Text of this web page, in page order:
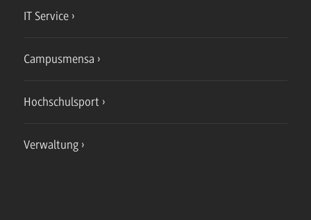
IT Service
Campusmensa
Hochschulsport
Verwaltung